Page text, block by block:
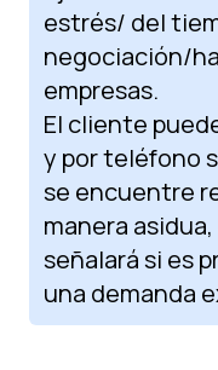
estrés/ del
negociación/
empresas.
El cliente
y por teléfono
se encuentre
manera
señalará si es
una demanda